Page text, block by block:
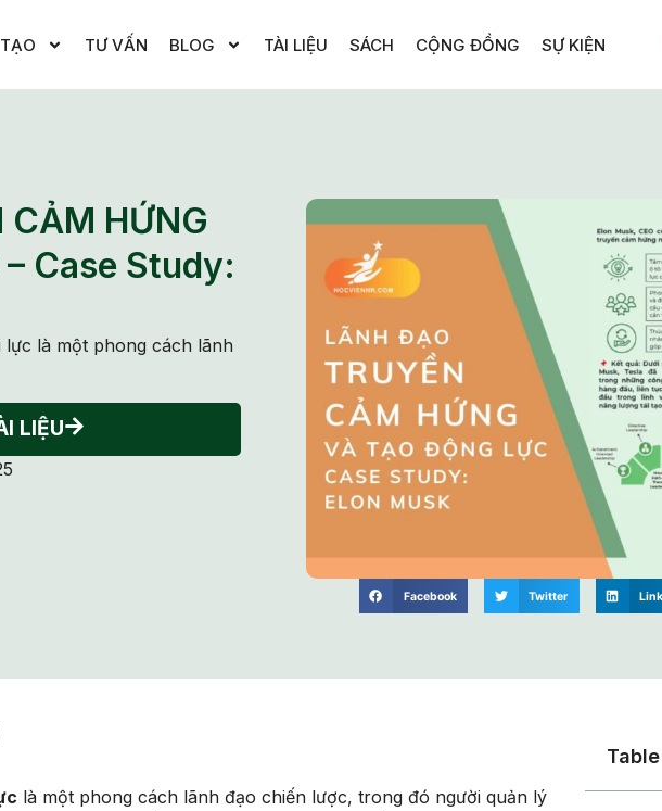
TƯ VẤN BLOG TÀI LIỆU SÁCH CỘNG ĐỒNG SỰ KIỆN
CẢM HỨNG
Case Study:
là một phong cách lãnh
LIỆU
Facebook Twitter
là một phong cách lãnh đạo chiến lược, trong đó người quản lý